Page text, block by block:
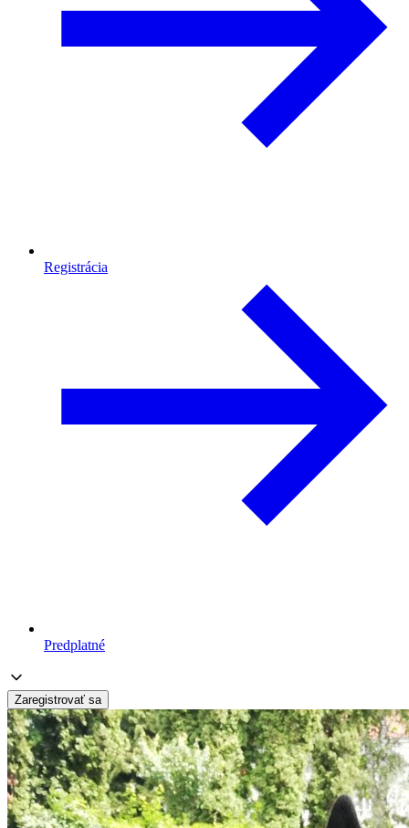
Registrácia
Predplatné
Zaregistrovať sa